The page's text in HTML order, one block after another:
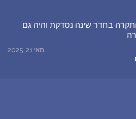
בחדר שינה נסדקת והיה גם
מאי 21, 2025